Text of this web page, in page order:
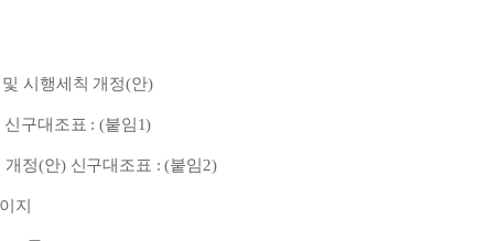
시행세칙 개정(안)
구대조표 : (붙임1)
정(안) 신구대조표 : (붙임2)
지